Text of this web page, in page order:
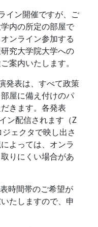
イン開催ですが、ご
内の所定の部屋で
ンライン参加する
究大学院大学への
案内いたします。
発表は、すべて政策
屋に備え付けのパ
きます。各発表
ン配信されます（Z
ェクタで映し出さ
よっては、オンラ
りにくい場合があ
時間帯のご希望が
たしますので、申